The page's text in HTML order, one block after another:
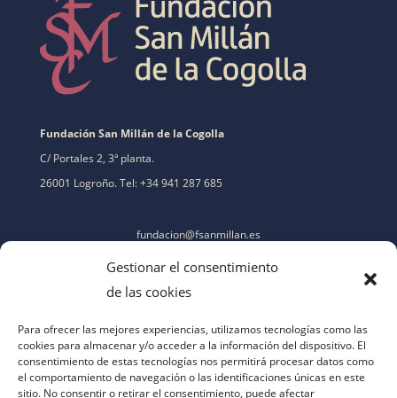
Gestionar el consentimiento
de las cookies
Para ofrecer las mejores experiencias, utilizamos tecnologías como las
cookies para almacenar y/o acceder a la información del dispositivo. El
consentimiento de estas tecnologías nos permitirá procesar datos como
el comportamiento de navegación o las identificaciones únicas en este
sitio. No consentir o retirar el consentimiento, puede afectar
Fundación San Millán de la Cogolla
C/ Portales 2, 3ª planta.
26001 Logroño. Tel: +34 941 287 685
fundacion@fsanmillan.es